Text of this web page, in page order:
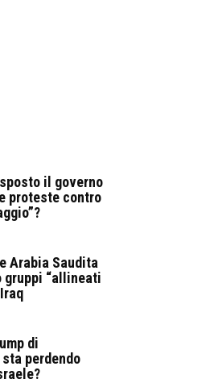
il governo
proteste contro
Arabia Saudita
gruppi “allineati
di
perdendo